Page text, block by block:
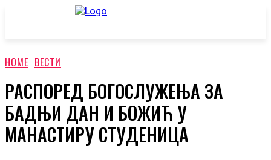
HOME ВЕСТИ
РАСПОРЕД БОГОСЛУЖЕЊА ЗА
БАДЊИ ДАН И БОЖИЋ У
МАНАСТИРУ СТУДЕНИЦА